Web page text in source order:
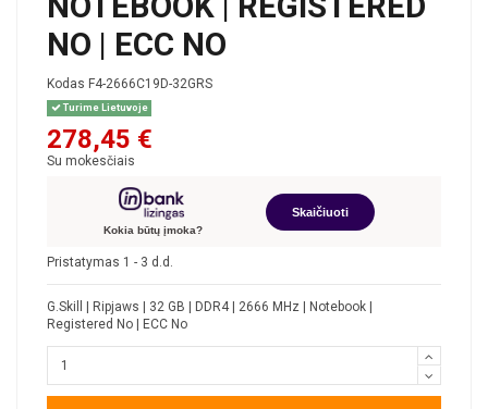
NO | ECC NO
Kodas F4-2666C19D-32GRS
Turime Lietuvoje
278,45 €
Su mokesčiais
Kokia būtų įmoka?
Skaičiuoti
Pristatymas 1 - 3 d.d.
G.Skill | Ripjaws | 32 GB | DDR4 | 2666 MHz | Notebook |
Registered No | ECC No